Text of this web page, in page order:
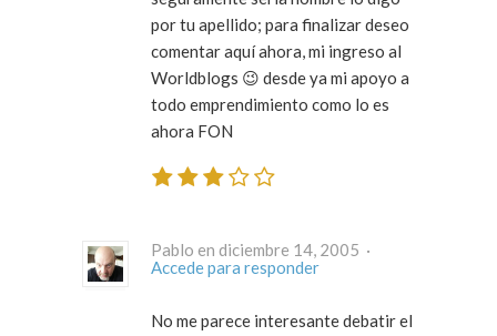
por tu apellido; para finalizar deseo
comentar aquí ahora, mi ingreso al
Worldblogs 😉 desde ya mi apoyo a
todo emprendimiento como lo es
ahora FON
Pablo en diciembre 14, 2005 ·
Accede para responder
No me parece interesante debatir el